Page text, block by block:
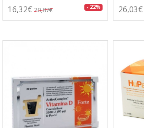
16,32€ 20,87€ - 22% 26,03€